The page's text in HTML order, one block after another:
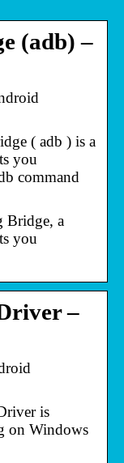
(adb) –
( adb ) is a
you
command
Bridge, a
you
–
is
on Windows